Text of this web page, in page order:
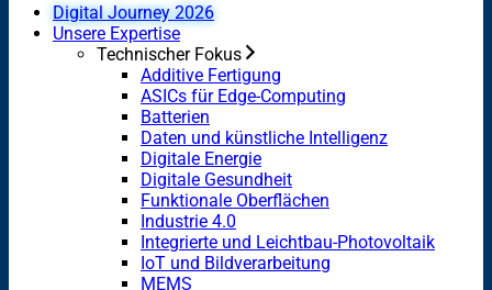
Digital Journey 2026
Unsere Expertise
Technischer Fokus
Additive Fertigung
ASICs für Edge-Computing
Batterien
Daten und künstliche Intelligenz
Digitale Energie
Digitale Gesundheit
Funktionale Oberflächen
Industrie 4.0
Integrierte und Leichtbau-Photovoltaik
IoT und Bildverarbeitung
MEMS